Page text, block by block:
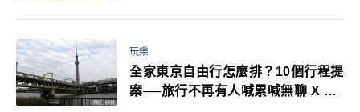
萬！注意事項一次看！
玩樂
全家東京自由行怎麼排？10個行程提
案──旅行不再有人喊累喊無聊 X 爸